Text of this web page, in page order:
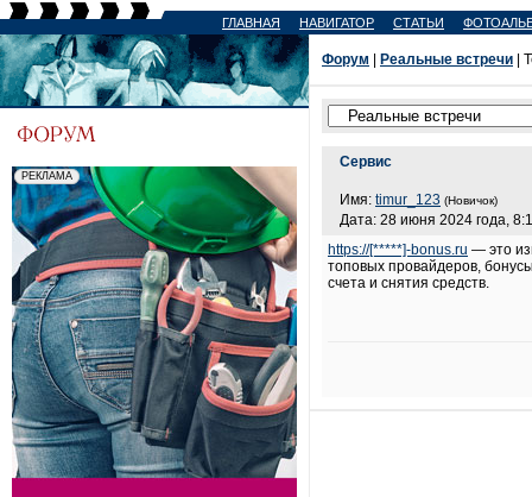
ГЛАВНАЯ НАВИГАТОР СТАТЬИ
Форум Реальные встречи |
Сервис
Имя: timur_123 (Новичок)
Дата: 28 июня 2024 года,
https://[*****]-bonus.ru — это
топовых провайдеров,
счета и снятия средств.